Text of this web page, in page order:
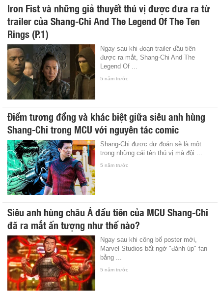
Iron Fist và những giả thuyết thú vị được đưa ra từ
trailer của Shang-Chi And The Legend Of The Ten
Rings (P.1)
Ngay sau khi đoạn trailer đầu tiên
được ra mắt, Shang-Chi And The
Legend Of ...
5 năm trước
Điểm tương đồng và khác biệt giữa siêu anh hùng
Shang-Chi trong MCU với nguyên tác comic
Shang-Chi được dự đoán sẽ là một
trong những cái tên thú vị mà đội ...
5 năm trước
Siêu anh hùng châu Á đầu tiên của MCU Shang-Chi
đã ra mắt ấn tượng như thế nào?
Ngay sau khi công bố poster mới,
Marvel Studios bất ngờ "đánh úp" fan
bằng ...
5 năm trước